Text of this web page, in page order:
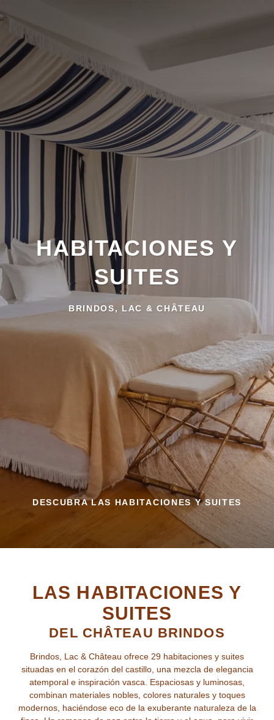
HABITACIONES Y
SUITES
BRINDOS, LAC & CHÂTEAU
DESCUBRA LAS HABITACIONES Y SUITES
LAS HABITACIONES Y
SUITES
DEL CHÂTEAU BRINDOS
Brindos, Lac & Château ofrece 29 habitaciones y suites
situadas en el corazón del castillo, una mezcla de elegancia
atemporal e inspiración vasca. Espaciosas y luminosas,
combinan materiales nobles, colores naturales y toques
modernos, haciéndose eco de la exuberante naturaleza de la